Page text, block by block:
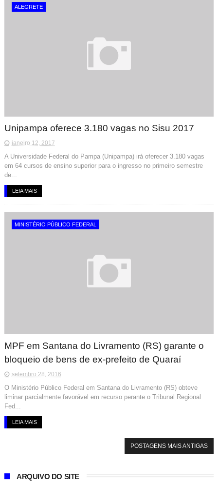
ALEGRETE
Unipampa oferece 3.180 vagas no Sisu 2017
janeiro 12, 2017
A Universidade Federal do Pampa (Unipampa) irá oferecer 3.180 vagas
em 64 cursos de ensino superior para o ingresso no primeiro semestre
de...
LEIA MAIS
MINISTÉRIO PÚBLICO FEDERAL
MPF em Santana do Livramento (RS) garante o
bloqueio de bens de ex-prefeito de Quaraí
setembro 28, 2016
O Ministério Público Federal em Santana do Livramento (RS) obteve
liminar parcialmente favorável em recurso perante o Tribunal Regional
Fed...
LEIA MAIS
POSTAGENS MAIS ANTIGAS
ARQUIVO DO SITE